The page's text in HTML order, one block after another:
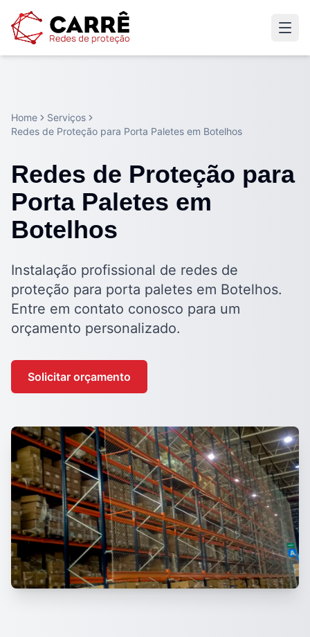
Home
Serviços
Redes de Proteção para Porta Paletes em Botelhos
Redes de Proteção para
Porta Paletes em
Botelhos
Instalação profissional de redes de
proteção para porta paletes em Botelhos.
Entre em contato conosco para um
orçamento personalizado.
Solicitar orçamento